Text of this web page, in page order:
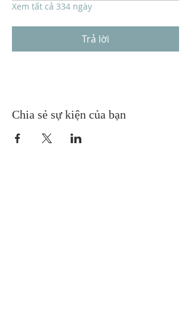
Xem tất cả 334 ngày
Trả lời
Chia sẻ sự kiện của bạn